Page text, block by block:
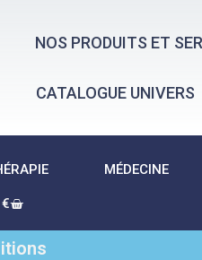
NOS PRODUITS ET
CATALOGUE UNIVERS
MÉDECINE
€